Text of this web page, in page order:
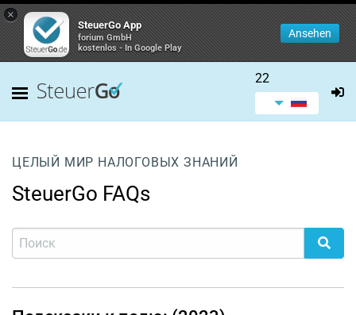
×
SteuerGo App
forium GmbH
kostenlos - In Google Play
Ansehen
22
ЦЕЛЫЙ МИР НАЛОГОВЫХ ЗНАНИЙ
SteuerGo FAQs